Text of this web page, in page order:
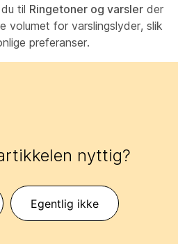
til Ringetoner og varsler der
volumet for varslingslyder, slik
preferanser.
nyttig?
Egentlig ikke